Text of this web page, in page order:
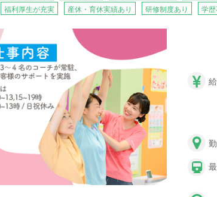
福利厚生が充実 産休・育休実績あり 研修制度あり 学